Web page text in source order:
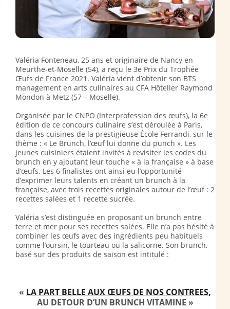
Valéria Fonteneau, 25 ans et originaire de Nancy en
Meurthe-et-Moselle (54), a reçu le 3e Prix du Trophée
Œufs de France 2021. Valéria vient d’obtenir son BTS
management en arts culinaires au CFA Hôtelier Raymond
Mondon à Metz (57 – Moselle).
Organisée par le CNPO (Interprofession des œufs), la 6e
édition de ce concours culinaire s’est déroulée à Paris,
dans les cuisines de la prestigieuse École Ferrandi, sur le
thème : « Le Brunch, l’œuf lui donne du punch ». Les
jeunes cuisiniers étaient invités à revisiter les codes du
brunch en y ajoutant leur touche « à la française » à base
d’œufs. Les 6 finalistes ont ainsi eu l’opportunité
d’exprimer leurs talents en créant un brunch à la
française, avec trois recettes originales autour de l’œuf : 2
recettes salées et 1 recette sucrée.
Valéria s’est distinguée en proposant un brunch entre
terre et mer pour ses recettes salées. Elle n’a pas hésité à
combiner les œufs avec des ingrédients peu habituels
comme l’oursin, le tourteau ou la salicorne. Son brunch,
basé sur des produits de saison est intitulé :
« LA PART BELLE AUX ŒUFS DE NOS CONTREES,
AU DETOUR D’UN BRUNCH VITAMINE »